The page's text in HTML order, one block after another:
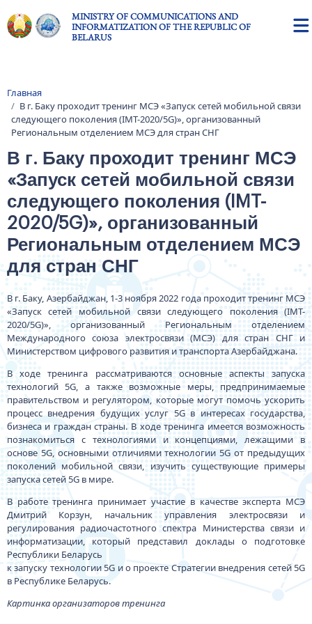
MINISTRY OF COMMUNICATIONS AND
INFORMATIZATION OF THE REPUBLIC OF
BELARUS
Breadcrumb
Главная
В г. Баку проходит тренинг МСЭ «Запуск сетей мобильной связи
следующего поколения (IMT-2020/5G)», организованный
Региональным отделением МСЭ для стран СНГ
В г. Баку проходит тренинг МСЭ
«Запуск сетей мобильной связи
следующего поколения (IMT-
2020/5G)», организованный
Региональным отделением МСЭ
для стран СНГ
В г. Баку, Азербайджан, 1-3 ноября 2022 года проходит тренинг МСЭ
«Запуск сетей мобильной связи следующего поколения (IMT-
2020/5G)», организованный Региональным отделением
Международного союза электросвязи (МСЭ) для стран СНГ и
Министерством цифрового развития и транспорта Азербайджана.
В ходе тренинга рассматриваются основные аспекты запуска
технологий 5G, а также возможные меры, предпринимаемые
правительством и регулятором, которые могут помочь ускорить
процесс внедрения будущих услуг 5G в интересах государства,
бизнеса и граждан страны. В ходе тренинга имеется возможность
познакомиться с технологиями и концепциями, лежащими в
основе 5G, основными отличиями технологии 5G от предыдущих
поколений мобильной связи, изучить существующие примеры
запуска сетей 5G в мире.
В работе тренинга принимает участие в качестве эксперта МСЭ
Дмитрий Корзун, начальник управления электросвязи и
регулирования радиочастотного спектра Министерства связи и
информатизации, который представил доклады о подготовке
Республики Беларусь
к запуску технологии 5G и о проекте Стратегии внедрения сетей 5G
в Республике Беларусь.
Картинка организаторов тренинга